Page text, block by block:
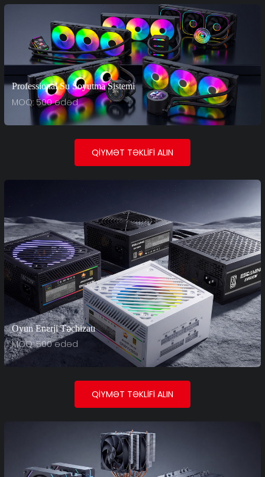
Professional Su Soyutma Sistemi
MOQ: 500 ədəd
QIYMƏT TƏKLIFI ALIN
Oyun Enerji Təchizatı
MOQ: 500 ədəd
QIYMƏT TƏKLIFI ALIN